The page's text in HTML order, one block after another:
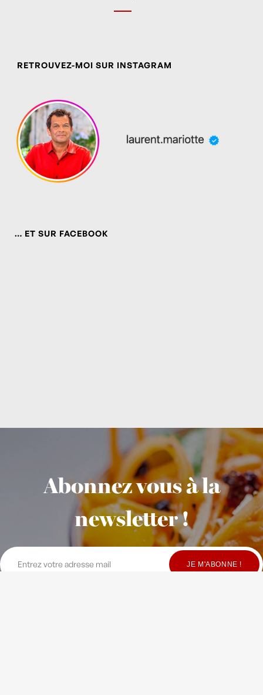
RETROUVEZ-MOI SUR INSTAGRAM
… ET SUR FACEBOOK
Abonnez vous à la
newsletter !